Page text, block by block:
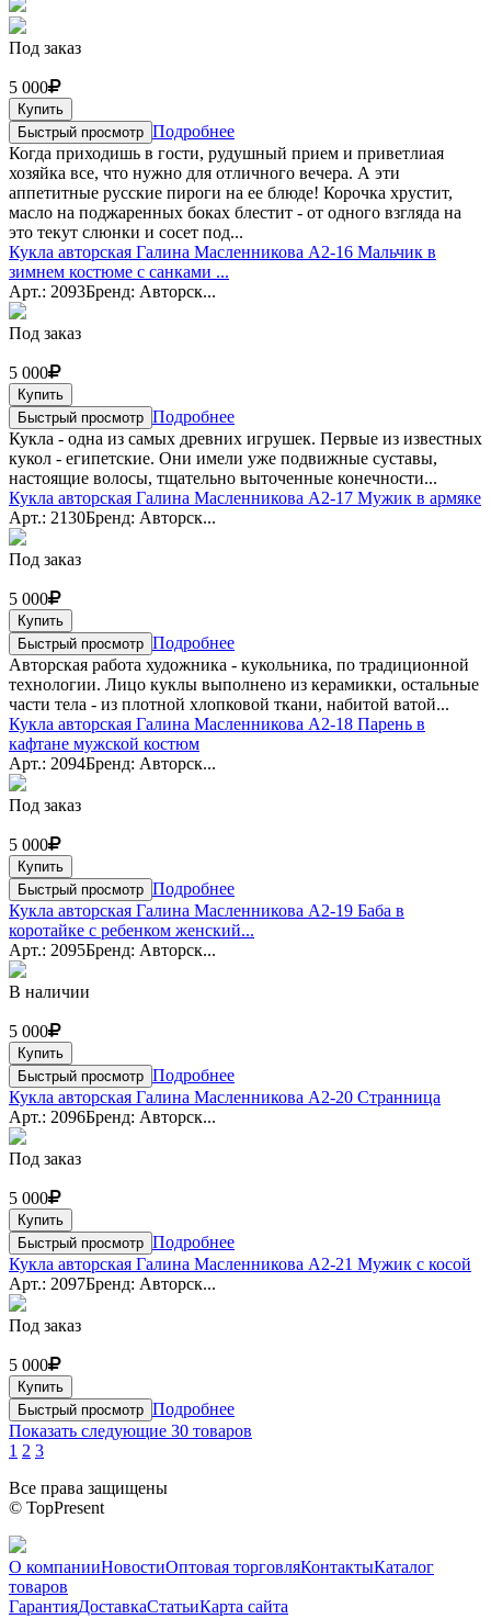
Под заказ
5 000
Купить
Быстрый просмотр Подробнее
Когда приходишь в гости, рудушный прием и приветлиая
хозяйка все, что нужно для отличного вечера. А эти
аппетитные русские пироги на ее блюде! Корочка хрустит,
масло на поджаренных боках блестит - от одного взгляда на
это текут слюнки и сосет под...
Кукла авторская Галина Масленникова А2-16 Мальчик в
зимнем костюме с санками ...
Арт.: 2093Бренд: Авторск...
Под заказ
5 000
Купить
Быстрый просмотр Подробнее
Кукла - одна из самых древних игрушек. Первые из известных
кукол - египетские. Они имели уже подвижные суставы,
настоящие волосы, тщательно выточенные конечности...
Кукла авторская Галина Масленникова А2-17 Мужик в армяке
Арт.: 2130Бренд: Авторск...
Под заказ
5 000
Купить
Быстрый просмотр Подробнее
Авторская работа художника - кукольника, по традиционной
технологии. Лицо куклы выполнено из керамикки, остальные
части тела - из плотной хлопковой ткани, набитой ватой...
Кукла авторская Галина Масленникова А2-18 Парень в
кафтане мужской костюм
Арт.: 2094Бренд: Авторск...
Под заказ
5 000
Купить
Быстрый просмотр Подробнее
Кукла авторская Галина Масленникова А2-19 Баба в
коротайке с ребенком женский...
Арт.: 2095Бренд: Авторск...
В наличии
5 000
Купить
Быстрый просмотр Подробнее
Кукла авторская Галина Масленникова А2-20 Странница
Арт.: 2096Бренд: Авторск...
Под заказ
5 000
Купить
Быстрый просмотр Подробнее
Кукла авторская Галина Масленникова А2-21 Мужик с косой
Арт.: 2097Бренд: Авторск...
Под заказ
5 000
Купить
Быстрый просмотр Подробнее
Показать следующие 30 товаров
1 2 3
Все права защищены
© TopPresent
О компанииНовостиОптовая торговляКонтактыКаталог
товаров
ГарантияДоставкаСтатьиКарта сайта